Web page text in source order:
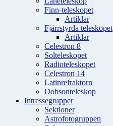
Finn-teleskopet
Artiklar
Fjärrstyrda teleskopet
Artiklar
Celestron 8
Solteleskopet
Radioteleskopet
Celestron 14
Latinrefraktorn
Dobsonteleskop
Intressegrupper
Sektioner
Astrofotogruppen